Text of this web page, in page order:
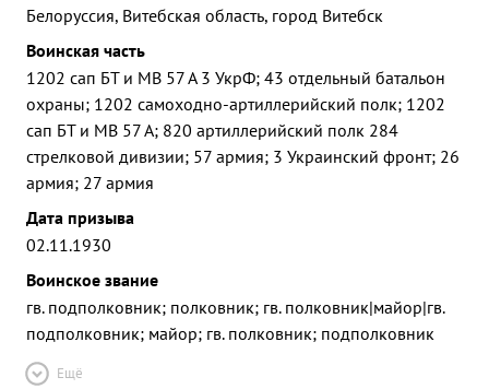
Белоруссия, Витебская область, город Витебск
Воинская часть
1202 сап БТ и МВ 57 А 3 УкрФ; 43 отдельный батальон
охраны; 1202 самоходно-артиллерийский полк; 1202
сап БТ и МВ 57 А; 820 артиллерийский полк 284
стрелковой дивизии; 57 армия; 3 Украинский фронт; 26
армия; 27 армия
Дата призыва
02.11.1930
Воинское звание
гв. подполковник; полковник; гв. полковник|майор|гв.
подполковник; майор; гв. полковник; подполковник
Ещё